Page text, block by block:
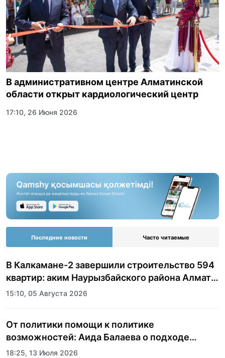
В административном центре Алматинской
области открыт кардиологический центр
17:10, 26 Июня 2026
Последние новости Часто читаемые
В Калкамане-2 завершили строительство 594
квартир: аким Наурызбайского района Алматы
показала журналистам новый жилой
15:10, 05 Августа 2026
От политики помощи к политике
возможностей: Аида Балаева о подходе
государства к социальной сфере
18:25, 13 Июля 2026